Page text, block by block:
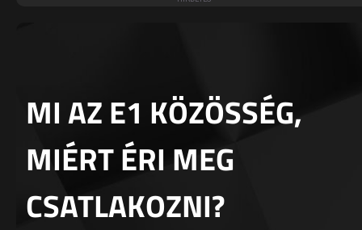
MI AZ E1 KÖZÖSSÉG,
MIÉRT ÉRI MEG
CSATLAKOZNI?